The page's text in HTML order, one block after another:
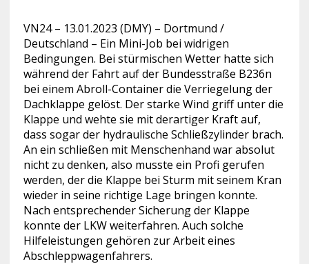
VN24 – 13.01.2023 (DMY) – Dortmund /
Deutschland – Ein Mini-Job bei widrigen
Bedingungen. Bei stürmischen Wetter hatte sich
während der Fahrt auf der Bundesstraße B236n
bei einem Abroll-Container die Verriegelung der
Dachklappe gelöst. Der starke Wind griff unter die
Klappe und wehte sie mit derartiger Kraft auf,
dass sogar der hydraulische Schließzylinder brach.
An ein schließen mit Menschenhand war absolut
nicht zu denken, also musste ein Profi gerufen
werden, der die Klappe bei Sturm mit seinem Kran
wieder in seine richtige Lage bringen konnte.
Nach entsprechender Sicherung der Klappe
konnte der LKW weiterfahren. Auch solche
Hilfeleistungen gehören zur Arbeit eines
Abschleppwagenfahrers.